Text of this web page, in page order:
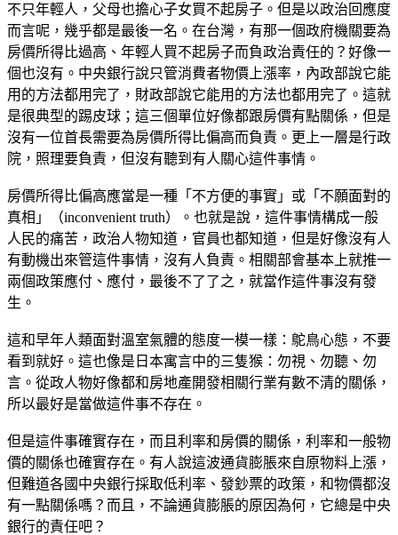
不只年輕人，父母也擔心子女買不起房子。但是以政治回應度
而言呢，幾乎都是最後一名。在台灣，有那一個政府機關要為
房價所得比過高、年輕人買不起房子而負政治責任的？好像一
個也沒有。中央銀行說只管消費者物價上漲率，內政部說它能
用的方法都用完了，財政部說它能用的方法也都用完了。這就
是很典型的踢皮球；這三個單位好像都跟房價有點關係，但是
沒有一位首長需要為房價所得比偏高而負責。更上一層是行政
院，照理要負責，但沒有聽到有人關心這件事情。
房價所得比偏高應當是一種「不方便的事實」或「不願面對的
真相」（inconvenient truth）。也就是說，這件事情構成一般
人民的痛苦，政治人物知道，官員也都知道，但是好像沒有人
有動機出來管這件事情，沒有人負責。相關部會基本上就推一
兩個政策應付、應付，最後不了了之，就當作這件事沒有發
生。
這和早年人類面對溫室氣體的態度一模一樣：鴕鳥心態，不要
看到就好。這也像是日本寓言中的三隻猴：勿視、勿聽、勿
言。從政人物好像都和房地產開發相關行業有數不清的關係，
所以最好是當做這件事不存在。
但是這件事確實存在，而且利率和房價的關係，利率和一般物
價的關係也確實存在。有人說這波通貨膨脹來自原物料上漲，
但難道各國中央銀行採取低利率、發鈔票的政策，和物價都沒
有一點關係嗎？而且，不論通貨膨脹的原因為何，它總是中央
銀行的責任吧？